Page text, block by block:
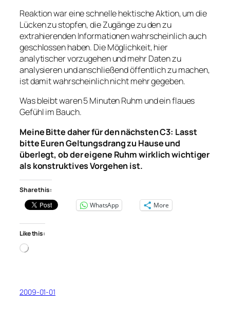
Reaktion war eine schnelle hektische Aktion, um die
Lücken zu stopfen, die Zugänge zu den zu
extrahierenden Informationen wahrscheinlich auch
geschlossen haben. Die Möglichkeit, hier
analytischer vorzugehen und mehr Daten zu
analysieren und anschließend öffentlich zu machen,
ist damit wahrscheinlich nicht mehr gegeben.
Was bleibt waren 5 Minuten Ruhm und ein flaues
Gefühl im Bauch.
Meine Bitte daher für den nächsten C3: Lasst
bitte Euren Geltungsdrang zu Hause und
überlegt, ob der eigene Ruhm wirklich wichtiger
als konstruktives Vorgehen ist.
Share this:
WhatsApp
More
Like this:
Loading…
2009-01-01